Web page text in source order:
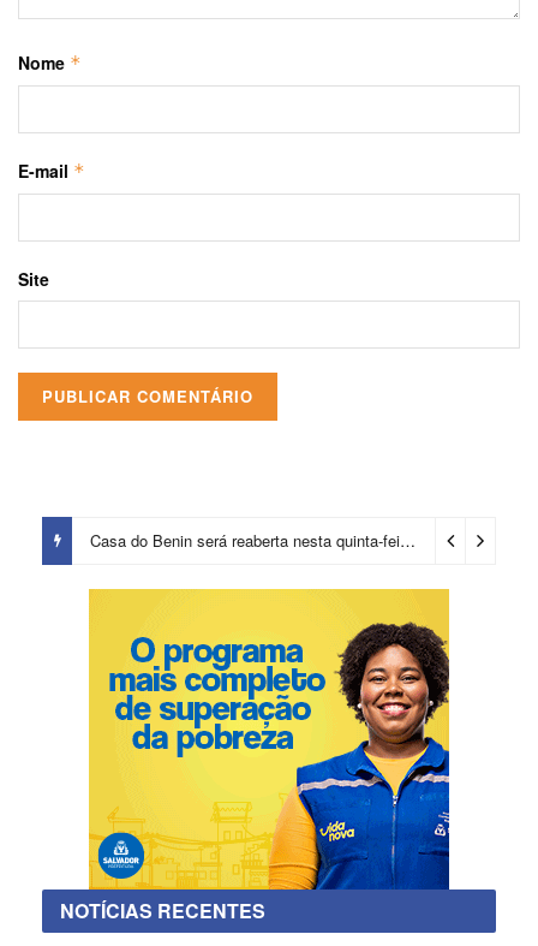
Nome *
E-mail *
Site
Casa do Benin será reaberta nesta quinta-feira (6) 21 horas ago
NOTÍCIAS RECENTES